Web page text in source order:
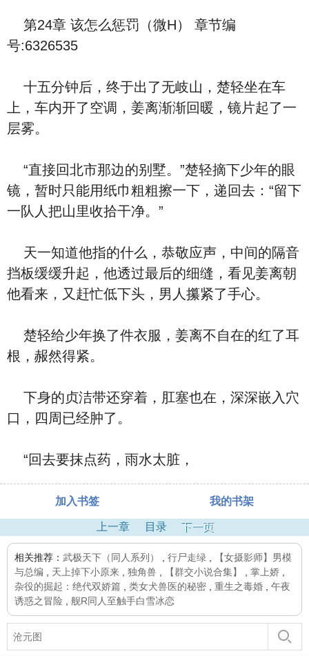
第24章 该怎么惩罚（微H） 章节编
号:6326535
十五分钟后，终于出了无岐山，楚轻坐在车
上，车内开了空调，姜离渐渐回暖，镜片起了一
层雾。
“直接回北市那边的别墅。”楚轻摘下少年的眼
镜，暂时只能用纸巾粗粗擦一下，递回去：“留下
一队人把山里收拾干净。”
天一知道他指的什么，恭敬应声，中间的隔音
挡板缓缓升起，他透过最后的细缝，看见姜离朝
他看来，又赶忙低下头，男人攥紧了手心。
楚轻给少年换了件衣服，姜离不自在的红了耳
根，赧然得紧。
下身的贞洁带还穿着，肛塞也在，深深嵌入穴
口，四周已经肿了。
“回去要抹点药，雨水太脏，
加入书签 我的书架
上一章 目录 下一页
相关推荐： 武极天下（同人系列） 行尸走绿
【女摄影师】男模
与总编
天上掉下小原来 独角兽 【群交小说合集】 掌上娇
杂役的掘起：绝代双娇篇
类女犬兽医的秘密 重生之毒婚
午夜
诱惑之冒险
舰R同人至触手白雪冰恋